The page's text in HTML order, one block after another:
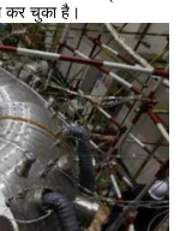
कर चुका है।